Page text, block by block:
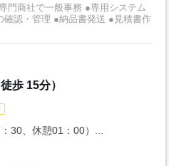
門商社で一般事務 ●専用システム
認・管理 ●納品書発送 ●見積書作
歩 15分）
30、休憩01：00）...